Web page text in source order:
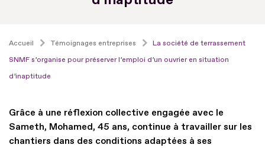
Accueil Témoignages entreprises
La société de terrassement
SNMF s’organise pour préserver l’emploi d’un ouvrier en situation
d’inaptitude
Grâce à une réflexion collective engagée avec le
Sameth, Mohamed, 45 ans, continue à travailler sur les
chantiers dans des conditions adaptées à ses